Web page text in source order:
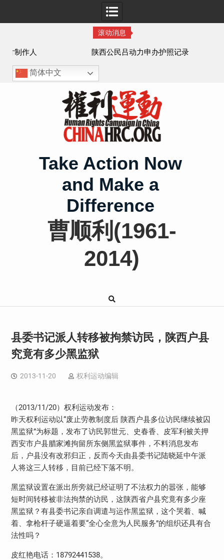
滚动消息
陕西公民吕动力申办护照记录
简体中文
Take Action Now
and Make a
Difference
曹顺利(1961-
2014)
县委书记派人转移被拘禁访民，陕西户县
究竟有多少黑监狱
2013-11-20 权利运动编辑
（2013/11/20）权利运动发布：
昨天权利运动以“废止劳教制度后 陕西户县多位访民继续被囚
黑监狱”为标题，发布了访民郭世元、史春香、皮军利被关押
西安市户县腊家滩拘留所东侧黑监狱事件，不料消息发布
后，户县没有改邪归正，反而今天由县委书记陆晓延中午派
人将这三人转移，目前已经下落不明。
黑监狱设置在派出所旁就已经证明了不法权力的嚣张，能够
短时间转移被非法拘禁的访民，这陕西省户县究竟有多少座
黑监狱？有县委书记亲自调遣与运作黑监狱，这个哭着、喊
着、拿枪杆子硬逼着要“全心全意为人民服务”的组织还具有合
法性吗？
皮红艳电话：18792441538。